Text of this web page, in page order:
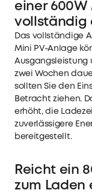
einer 600W
vollständig
Das vollständige
Mini PV-Anlage
Ausgangsleistung
zwei Wochen
sollten Sie den
Betracht ziehen.
erhöht, die
zuverlässigere
bereitgestellt.
Reicht ein
zum Laden